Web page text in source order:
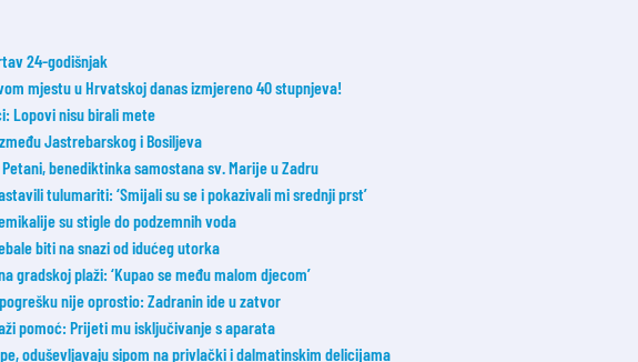
24-godišnjak
ovom mjestu u Hrvatskoj danas izmjereno 40 stupnjeva!
Lopovi nisu birali mete
Jastrebarskog i Bosiljeva
benediktinka samostana sv. Marije u Zadru
tulumariti: ‘Smijali su se i pokazivali mi srednji prst’
su stigle do podzemnih voda
biti na snazi od idućeg utorka
gradskoj plaži: ‘Kupao se među malom djecom’
nije oprostio: Zadranin ide u zatvor
pomoć: Prijeti mu isključivanje s aparata
oduševljavaju sipom na privlački i dalmatinskim delicijama